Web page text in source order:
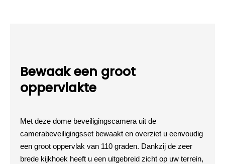
Bewaak een groot
oppervlakte
Met deze dome beveiligingscamera uit de
camerabeveiligingsset bewaakt en overziet u eenvoudig
een groot oppervlak van 110 graden. Dankzij de zeer
brede kijkhoek heeft u een uitgebreid zicht op uw terrein,